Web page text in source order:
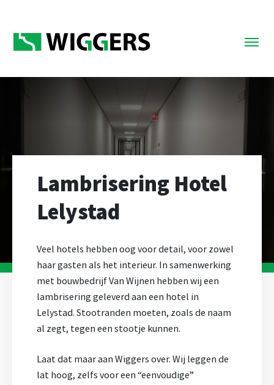
Lambrisering Hotel
Lelystad
Veel hotels hebben oog voor detail, voor zowel
haar gasten als het interieur. In samenwerking
met bouwbedrijf Van Wijnen hebben wij een
lambrisering geleverd aan een hotel in
Lelystad. Stootranden moeten, zoals de naam
al zegt, tegen een stootje kunnen.
Laat dat maar aan Wiggers over. Wij leggen de
lat hoog, zelfs voor een “eenvoudige”